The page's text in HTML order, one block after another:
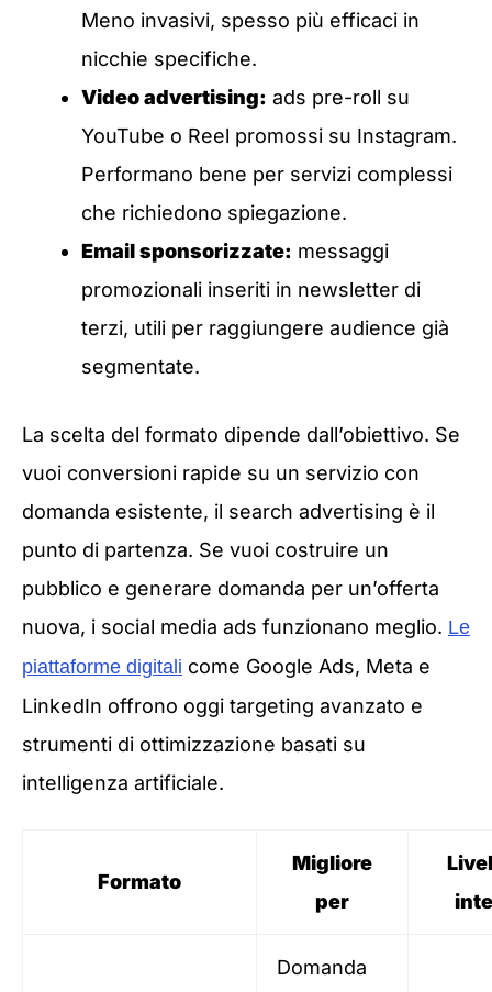
Meno invasivi, spesso più efficaci in
nicchie specifiche.
Video advertising: ads pre-roll su
YouTube o Reel promossi su Instagram.
Performano bene per servizi complessi
che richiedono spiegazione.
Email sponsorizzate: messaggi
promozionali inseriti in newsletter di
terzi, utili per raggiungere audience già
segmentate.
La scelta del formato dipende dall’obiettivo. Se
vuoi conversioni rapide su un servizio con
domanda esistente, il search advertising è il
punto di partenza. Se vuoi costruire un
pubblico e generare domanda per un’offerta
nuova, i social media ads funzionano meglio. Le
piattaforme digitali come Google Ads, Meta e
LinkedIn offrono oggi targeting avanzato e
strumenti di ottimizzazione basati su
intelligenza artificiale.
Formato
Migliore
per
Domanda